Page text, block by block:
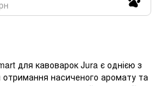
для кавоварок Jura є однією з
насиченого аромату та